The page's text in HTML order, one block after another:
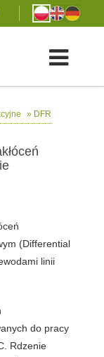
» DFR
(Differential
linii
do pracy
Rdzenie